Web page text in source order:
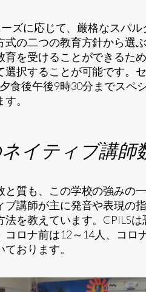
ズに応じて、厳格なスパ
式の二つの教育方針から選
育を受けることができるた
択することが可能です。
食後午後9時30分までスペ
。
イティブ講師
と質も、この学校の強みの
ブ講師が主に発音や表現の
法を教えています。CPILS
コロナ前は12～14人、コロ
おります。